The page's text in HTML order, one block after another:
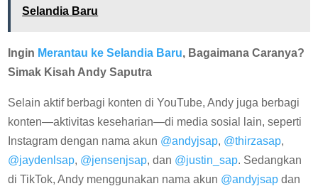
Selandia Baru
Ingin Merantau ke Selandia Baru, Bagaimana Caranya?
Simak Kisah Andy Saputra
Selain aktif berbagi konten di YouTube, Andy juga berbagi
konten—aktivitas keseharian—di media sosial lain, seperti
Instagram dengan nama akun @andyjsap, @thirzasap,
@jaydenlsap, @jensenjsap, dan @justin_sap. Sedangkan
di TikTok, Andy menggunakan nama akun @andyjsap dan